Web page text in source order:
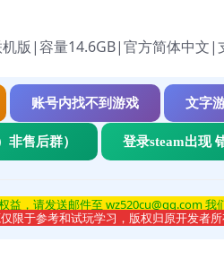
版|容量14.6GB|官方简体中文|
账号内找不到游戏 文字
非售后群） 登录steam出现
益，请发送邮件至 wz520cu@qq.com 我
限于参考和试玩学习，版权归原开发者所